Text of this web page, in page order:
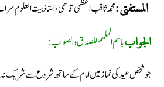
المستفتی:محمد ثاقب اعظمی قاسمی، استاذ بیت العلوم
الجوابباسم الملھم للصدق والصواب:
جو شخص عید کی نماز میں امام کے ساتھ شروع سے شریک نہ